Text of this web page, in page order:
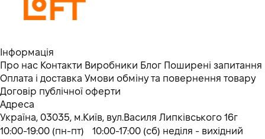
Інформація
Про нас Контакти Виробники Блог Поширені запитання
Оплата і доставка Умови обміну та повернення товару
Договір публічної оферти
Адреса
Україна, 03035, м.Київ, вул.Василя Липківського 16г
10:00-19:00 (пн-пт) 10:00-17:00 (сб) неділя - вихідний